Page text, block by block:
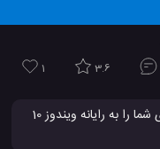
1 3.6
یک برنامه در ویندزو 10 گوشی تلفن اندرویدی شما را به رایانه ویندوز 10
عکس های خود را